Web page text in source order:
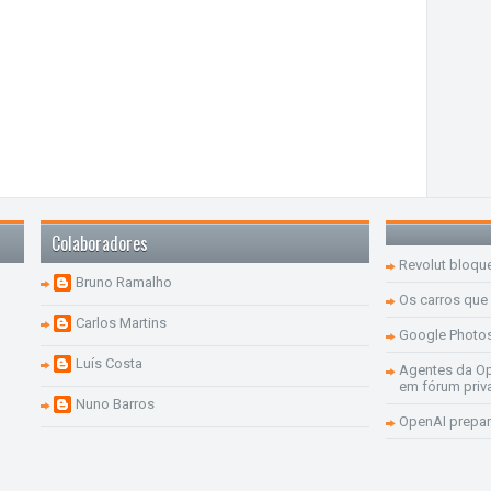
Colaboradores
Bruno Ramalho
Carlos Martins
Luís Costa
Nuno Barros
Revolut
Os carros
Google
Agentes da
em fórum
OpenAI